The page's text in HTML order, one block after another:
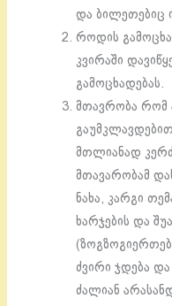
და ბილეთებიც
როდის
კვირაში
გამოცხადებას.
მთავრობა
მთლიანად
მთავარობამ
ნახა, კარგი
ხარჯების და
ძვირი ჯდება
ძალიან